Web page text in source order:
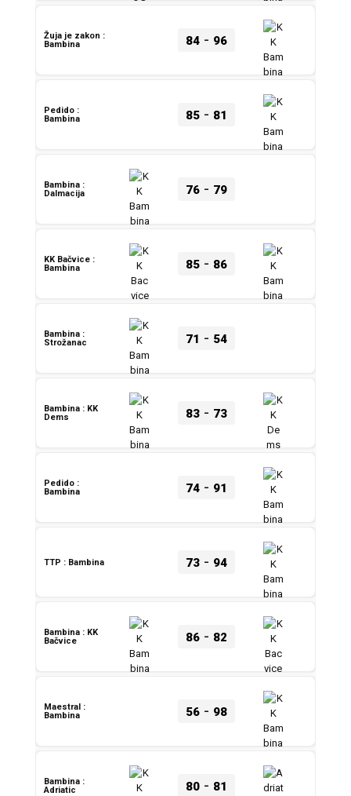
84- 96
Žuja je zakon :
Bambina
85- 81
Pedido :
Bambina
76- 79
Bambina :
Dalmacija
85- 86
KK Bačvice :
Bambina
71 - 54
Bambina :
Strožanac
83- 73
Bambina : KK
Dems
74- 91
Pedido :
Bambina
73- 94
TTP : Bambina
86- 82
Bambina : KK
Bačvice
56- 98
Maestral :
Bambina
80- 81
Bambina :
Adriatic